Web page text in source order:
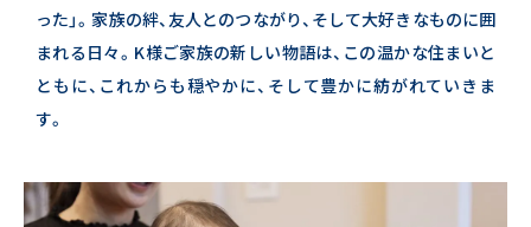
った」。家族の絆、友人とのつながり、そして大好きなものに囲
まれる日々。 K様ご家族の新しい物語は、この温かな住まいと
ともに、これからも穏やかに、そして豊かに紡がれていきま
す。